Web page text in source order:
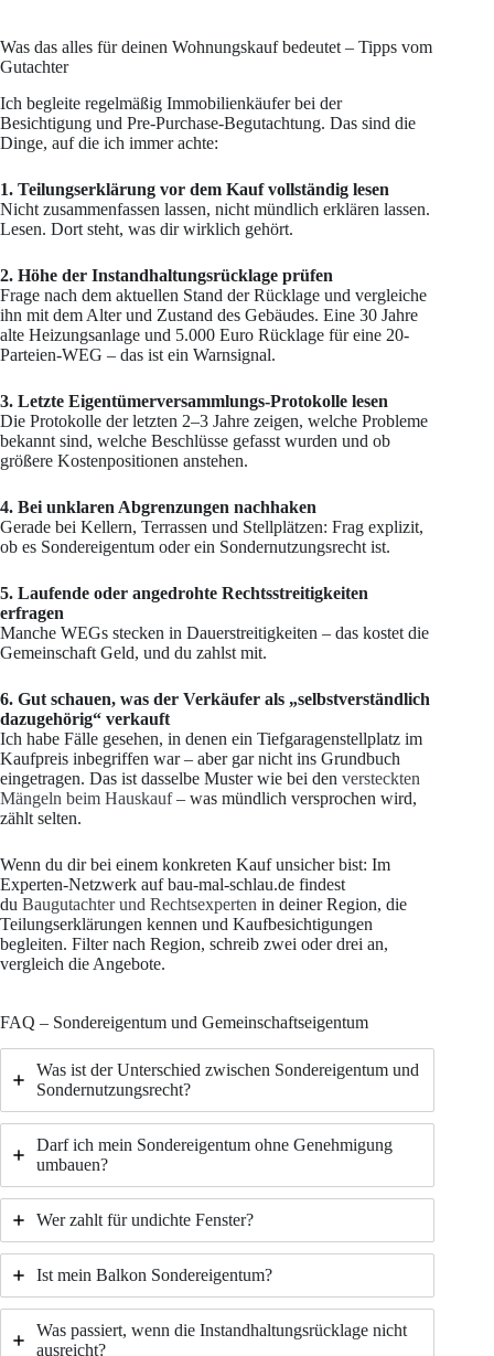
Was das alles für deinen Wohnungskauf bedeutet – Tipps vom
Gutachter
Ich begleite regelmäßig Immobilienkäufer bei der
Besichtigung und Pre-Purchase-Begutachtung. Das sind die
Dinge, auf die ich immer achte:
1. Teilungserklärung vor dem Kauf vollständig lesen
Nicht zusammenfassen lassen, nicht mündlich erklären lassen.
Lesen. Dort steht, was dir wirklich gehört.
2. Höhe der Instandhaltungsrücklage prüfen
Frage nach dem aktuellen Stand der Rücklage und vergleiche
ihn mit dem Alter und Zustand des Gebäudes. Eine 30 Jahre
alte Heizungsanlage und 5.000 Euro Rücklage für eine 20-
Parteien-WEG – das ist ein Warnsignal.
3. Letzte Eigentümerversammlungs-Protokolle lesen
Die Protokolle der letzten 2–3 Jahre zeigen, welche Probleme
bekannt sind, welche Beschlüsse gefasst wurden und ob
größere Kostenpositionen anstehen.
4. Bei unklaren Abgrenzungen nachhaken
Gerade bei Kellern, Terrassen und Stellplätzen: Frag explizit,
ob es Sondereigentum oder ein Sondernutzungsrecht ist.
5. Laufende oder angedrohte Rechtsstreitigkeiten
erfragen
Manche WEGs stecken in Dauerstreitigkeiten – das kostet die
Gemeinschaft Geld, und du zahlst mit.
6. Gut schauen, was der Verkäufer als „selbstverständlich
dazugehörig“ verkauft
Ich habe Fälle gesehen, in denen ein Tiefgaragenstellplatz im
Kaufpreis inbegriffen war – aber gar nicht ins Grundbuch
eingetragen. Das ist dasselbe Muster wie bei den versteckten
Mängeln beim Hauskauf– was mündlich versprochen wird,
zählt selten.
Wenn du dir bei einem konkreten Kauf unsicher bist: Im
Experten-Netzwerk auf bau-mal-schlau.de findest
du Baugutachter und Rechtsexperten in deiner Region, die
Teilungserklärungen kennen und Kaufbesichtigungen
begleiten. Filter nach Region, schreib zwei oder drei an,
vergleich die Angebote.
FAQ – Sondereigentum und Gemeinschaftseigentum
Was ist der Unterschied zwischen Sondereigentum und
Sondernutzungsrecht?
Darf ich mein Sondereigentum ohne Genehmigung
umbauen?
Wer zahlt für undichte Fenster?
Ist mein Balkon Sondereigentum?
Was passiert, wenn die Instandhaltungsrücklage nicht
ausreicht?